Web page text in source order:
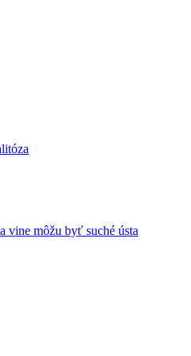
vine môžu byť suché ústa